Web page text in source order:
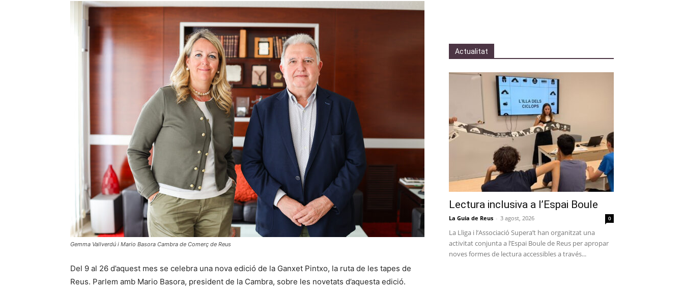
Gemma Vallverdú i Mario Basora Cambra de Comerç de Reus
Del 9 al 26 d’aquest mes se celebra una nova edició de la Ganxet Pintxo, la ruta de les tapes de
Reus. Parlem amb Mario Basora, president de la Cambra, sobre les novetats d’aquesta edició.
Actualitat
Lectura inclusiva a l’Espai Boule
La Guia de Reus - 3 agost, 2026 0
La Lliga i l’Associació Supera’t han organitzat una
activitat conjunta a l’Espai Boule de Reus per apropar
noves formes de lectura accessibles a través...